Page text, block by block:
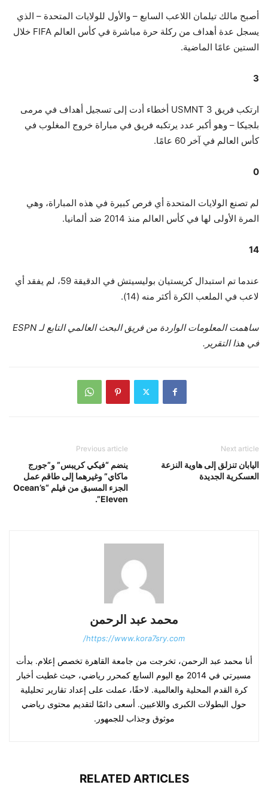
أصبح مالك تيلمان اللاعب السابع – والأول للولايات المتحدة – الذي
يسجل عدة أهداف من ركلة حرة مباشرة في كأس العالم FIFA خلال
الستين عامًا الماضية.
3
ارتكب فريق USMNT 3 أخطاء أدت إلى تسجيل أهداف في مرمى
بلجيكا – وهو أكبر عدد يرتكبه فريق في مباراة خروج المغلوب في
كأس العالم في آخر 60 عامًا.
0
لم تصنع الولايات المتحدة أي فرص كبيرة في هذه المباراة، وهي
المرة الأولى لها في كأس العالم منذ 2014 ضد ألمانيا.
14
عندما تم استبدال كريستيان بوليسيتش في الدقيقة 59، لم يفقد أي
لاعب في الملعب الكرة أكثر منه (14).
ساهمت المعلومات الواردة من فريق البحث العالمي التابع لـ ESPN
في هذا التقرير.
Previous article
ينضم “فيكي كريبس” و”جورج
ماكاي” وغيرهما إلى طاقم عمل
الجزء المسبق من فيلم “Ocean’s
Eleven”.
Next article
اليابان تنزلق إلى هاوية النزعة
العسكرية الجديدة
محمد عبد الرحمن
https://www.kora7sry.com/
أنا محمد عبد الرحمن، تخرجت من جامعة القاهرة تخصص إعلام. بدأت
مسيرتي في 2014 مع اليوم السابع كمحرر رياضي، حيث غطيت أخبار
كرة القدم المحلية والعالمية. لاحقًا، عملت على إعداد تقارير تحليلية
حول البطولات الكبرى واللاعبين. أسعى دائمًا لتقديم محتوى رياضي
موثوق وجذاب للجمهور.
RELATED ARTICLES